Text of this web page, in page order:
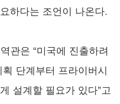
하다는 조언이 나온다.
관은 “미국에 진출하려
단계부터 프라이버시
설계할 필요가 있다”고